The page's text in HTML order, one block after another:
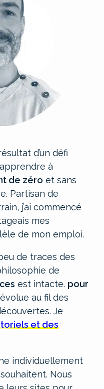
d’un défi
à
de zéro et sans
Partisan de
j’ai commencé
mes
de mon emploi.
de traces des
de
est intacte. pour
au fil des
Je
et des
individuellement
Nous